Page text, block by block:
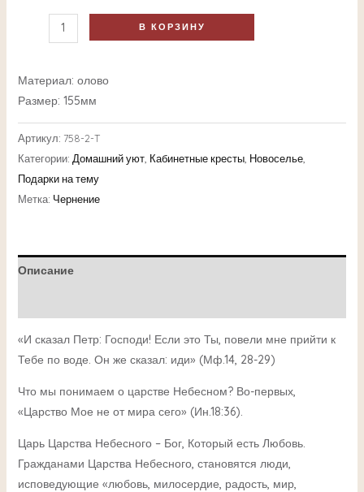
В КОРЗИНУ
Материал: олово
Размер: 155мм
Артикул: 758-2-T
Категории: Домашний уют, Кабинетные кресты, Новоселье,
Подарки на тему
Метка: Чернение
Описание
«И сказал Петр: Господи! Если это Ты, повели мне прийти к
Тебе по воде. Он же сказал: иди» (Мф.14, 28-29)
Что мы понимаем о царстве Небесном? Во-первых,
«Царство Мое не от мира сего» (Ин.18:36).
Царь Царства Небесного – Бог, Который есть Любовь.
Гражданами Царства Небесного, становятся люди,
исповедующие «любовь, милосердие, радость, мир,